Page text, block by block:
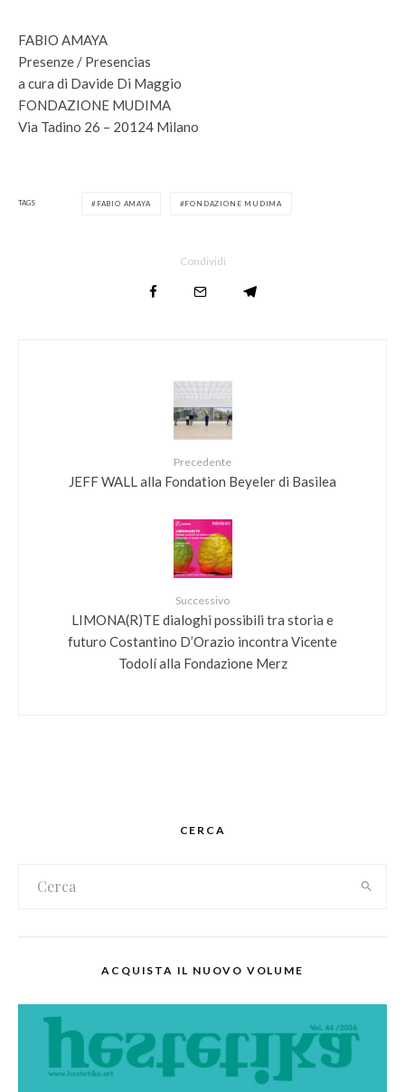
FABIO AMAYA
Presenze / Presencias
a cura di Davide Di Maggio
FONDAZIONE MUDIMA
Via Tadino 26 – 20124 Milano
TAGS FABIO AMAYA FONDAZIONE MUDIMA
Condividi
Precedente
JEFF WALL alla Fondation Beyeler di Basilea
Successivo
LIMONA(R)TE dialoghi possibili tra storia e
futuro Costantino D’Orazio incontra Vicente
Todolí alla Fondazione Merz
CERCA
ACQUISTA IL NUOVO VOLUME